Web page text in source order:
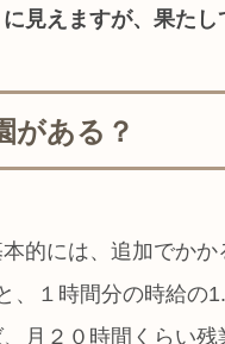
見えますが、果たし
がある？
的には、追加でか
、１時間分の時給の
月２０時間くらい